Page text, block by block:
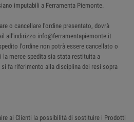
imputabili a Ferramenta Piemonte.
o cancellare l'ordine presentato, dovrà
all'indirizzo info@ferramentapiemonte.it
l'ordine non potrà essere cancellato o
merce spedita sia stata restituita a
fa riferimento alla disciplina dei resi sopra
ai Clienti la possibilità di sostituire i Prodotti